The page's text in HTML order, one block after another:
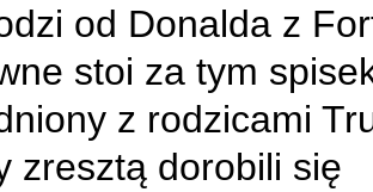
od Donalda z
stoi za tym
z rodzicami
zresztą dorobili się